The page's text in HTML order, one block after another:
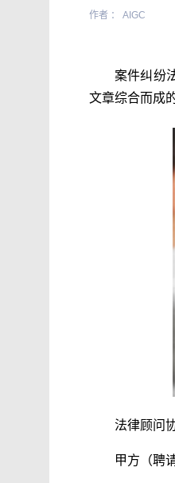
作者 ： AIGC
案件纠纷
文章综合而成
法律顾问
甲方（聘